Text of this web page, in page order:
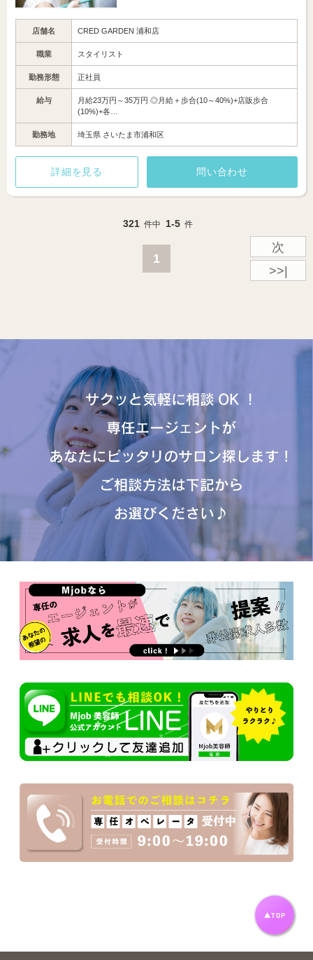
店舗名 CRED GARDEN 浦和店
職業 スタイリスト
勤務形態 正社員
給与
月給23万円～35万円 ◎月給＋歩合(10～40%)+店販歩合
(10%)+各…
勤務地 埼玉県 さいたま市浦和区
詳細を見る 問い合わせ
321 件中 1-5 件
1
次
>>|